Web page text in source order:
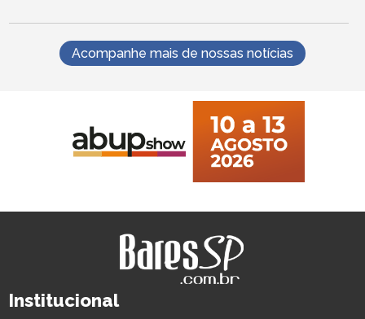
Acompanhe mais de nossas notícias
Institucional